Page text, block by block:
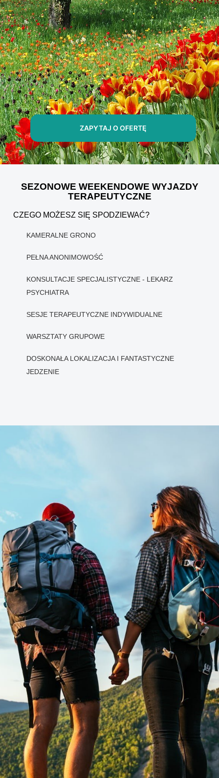
SEZONOWE WEEKENDOWE WYJAZDY
TERAPEUTYCZNE
CZEGO MOŻESZ SIĘ SPODZIEWAĆ?
KAMERALNE GRONO
PEŁNA ANONIMOWOŚĆ
KONSULTACJE SPECJALISTYCZNE - LEKARZ
PSYCHIATRA
SESJE TERAPEUTYCZNE INDYWIDUALNE
WARSZTATY GRUPOWE
DOSKONAŁA LOKALIZACJA I FANTASTYCZNE
JEDZENIE
ZAPYTAJ O OFERTĘ